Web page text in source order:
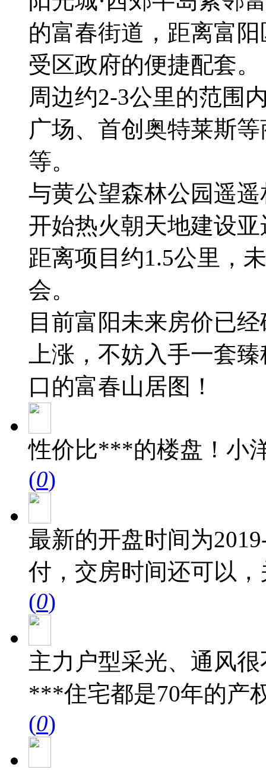
的富春街道，距离富
受区政府的便捷配套。
周边约2-3公里的范围
广场、首创奥特莱斯
等。
与黄公望森林公园遥
开始热火朝天地建设
距离项目约1.5公里，
会。
目前富阳未来房价已
上涨，不妨入手一套
口的富春山居图！
性价比***的楼盘！小
(0)
最新的开盘时间为
付，交房时间还可以
(0)
主力户型采光、通风
***住宅都是70年的产
(0)